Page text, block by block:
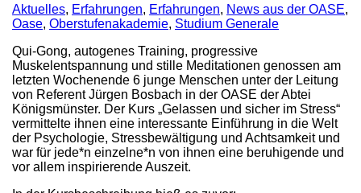
Aktuelles, Erfahrungen, Erfahrungen, News aus der OASE,
Oase, Oberstufenakademie, Studium Generale
Qui-Gong, autogenes Training, progressive
Muskelentspannung und stille Meditationen genossen am
letzten Wochenende 6 junge Menschen unter der Leitung
von Referent Jürgen Bosbach in der OASE der Abtei
Königsmünster. Der Kurs „Gelassen und sicher im Stress“
vermittelte ihnen eine interessante Einführung in die Welt
der Psychologie, Stressbewältigung und Achtsamkeit und
war für jede*n einzelne*n von ihnen eine beruhigende und
vor allem inspirierende Auszeit.